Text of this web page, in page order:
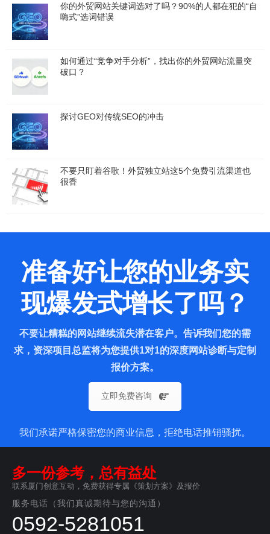
你的外贸网站关键词选对了吗？90%的人都在犯的“自
嗨式”选词错误
如何通过“竞争对手分析”，找出你的外贸网站流量突
破口？
探讨GEO对传统SEO的冲击
不要只盯着谷歌！外贸独立站这5个免费引流渠道也
很香
准备好让您的业务实
现爆发式增长了吗？
不要让糟糕的网站继续流失潜在客户。告诉我们您的需
求，资深项目总监将为您提供1对1的深度网站诊断与定制
报价方案。
立即免费咨询
我们承诺严格保密您的商业信息，拒绝电话推销骚扰。
多一份参考，总有益处
联系厦门创意互动，免费获得专属《策划方案》及报价
服务电话（我们真诚期待与您的沟通）
0592-5281051